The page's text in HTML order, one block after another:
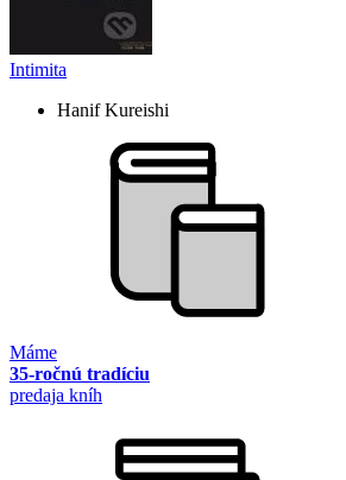
Intimita
Hanif Kureishi
Máme
35-ročnú tradíciu
predaja kníh